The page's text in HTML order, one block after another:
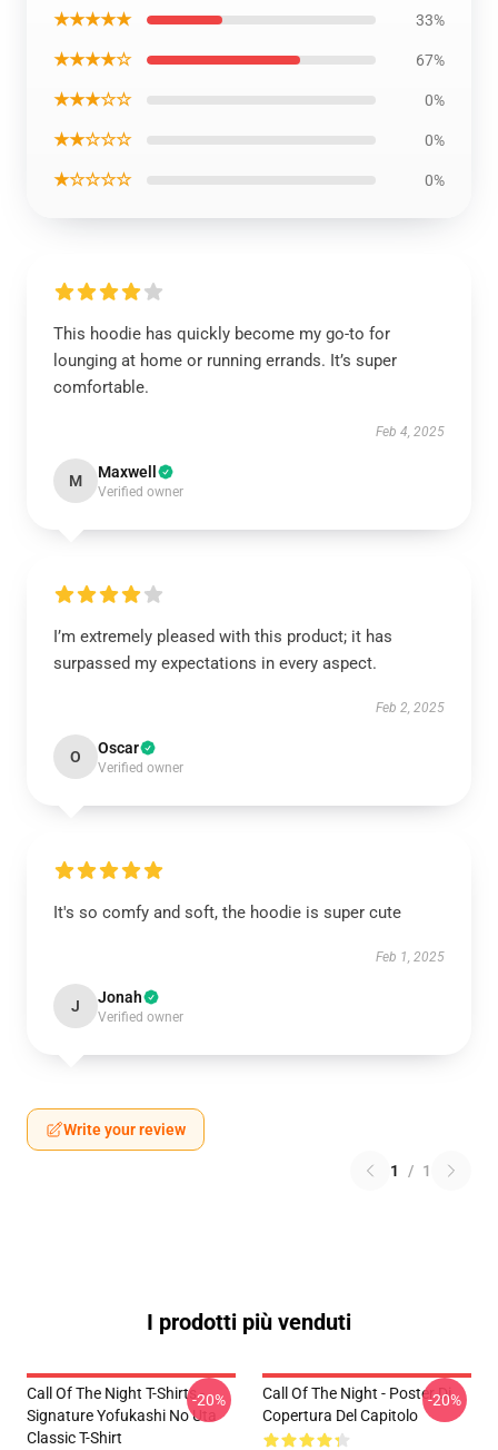
★★★★★ 33%
★★★★☆ 67%
★★★☆☆ 0%
★★☆☆☆ 0%
★☆☆☆☆ 0%
This hoodie has quickly become my go-to for
lounging at home or running errands. It’s super
comfortable.
Feb 4, 2025
M Maxwell
Verified owner
I’m extremely pleased with this product; it has
surpassed my expectations in every aspect.
Feb 2, 2025
O Oscar
Verified owner
It's so comfy and soft, the hoodie is super cute
Feb 1, 2025
J Jonah
Verified owner
Write your review
1 / 1
I prodotti più venduti
Call Of The Night T-Shirts -
Signature Yofukashi No Uta
Classic T-Shirt
-20%
Call Of The Night - Poster Di
Copertura Del Capitolo
-20%